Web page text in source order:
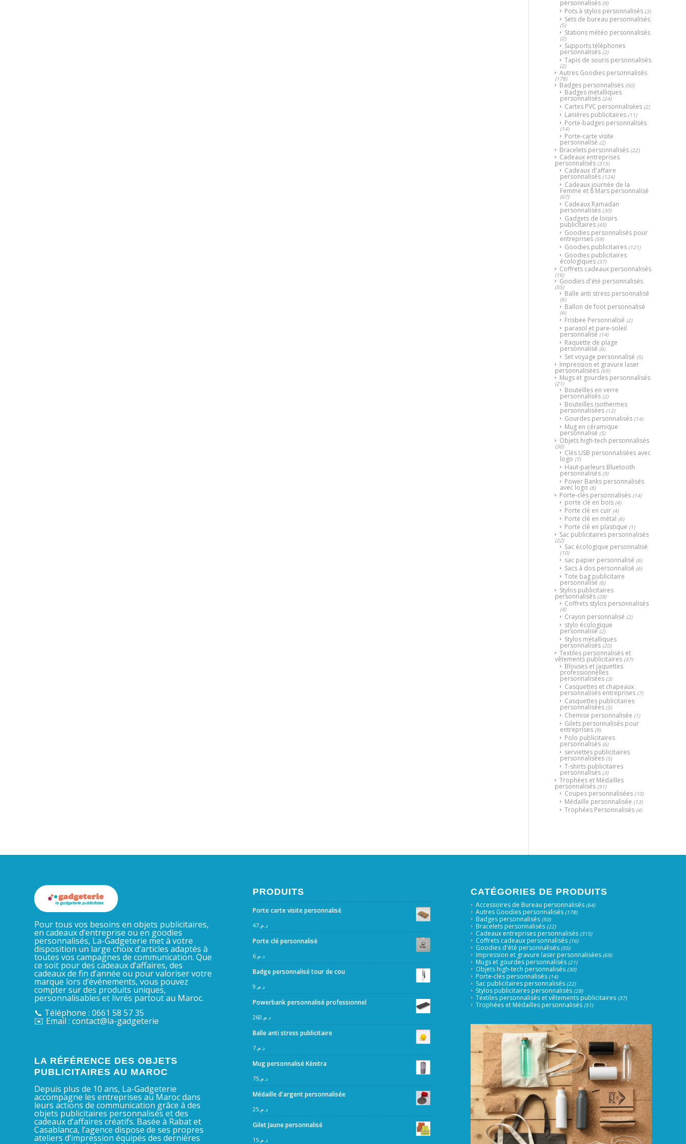
personnalisés (9)
Pots à stylos personnalisés (3)
Sets de bureau personnalisés
(5)
Stations météo personnalisés
(2)
Supports téléphones
personnalisés (2)
Tapis de souris personnalisés
(2)
Autres Goodies personnalisés
(178)
Badges personnalisés (50)
Badges métalliques
personnalisés (24)
Cartes PVC personnalisées (2)
Lanières publicitaires (11)
Porte-badges personnalisés
(14)
Porte-carte visite
personnalisé (2)
Bracelets personnalisés (22)
Cadeaux entreprises
personnalisés (315)
Cadeaux d'affaire
personnalisés (124)
Cadeaux journée de la
Femme et 8 Mars personnalisé
(67)
Cadeaux Ramadan
personnalisés (30)
Gadgets de loisirs
publicitaires (45)
Goodies personnalisés pour
entreprises (59)
Goodies publicitaires (121)
Goodies publicitaires
écologiques (37)
Coffrets cadeaux personnalisés
(16)
Goodies d'été personnalisés
(55)
Balle anti stress personnalisé
(6)
Ballon de foot personnalisé
(6)
Frisbee Personnalisé (2)
parasol et pare-soleil
personnalisé (14)
Raquette de plage
personnalisé (6)
Set voyage personnalisé (5)
Impression et gravure laser
personnalisées (69)
Mugs et gourdes personnalisés
(21)
Bouteilles en verre
personnalisés (2)
Bouteilles isothermes
personnalisées (12)
Gourdes personnalisés (14)
Mug en céramique
personnalisé (5)
Objets high-tech personnalisés
(30)
Clés USB personnalisées avec
logo (7)
Haut-parleurs Bluetooth
personnalisés (9)
Power Banks personnalisés
avec logo (8)
Porte-clés personnalisés (14)
porte clé en bois (4)
Porte clé en cuir (4)
Porte clé en métal (6)
Porte clé en plastique (1)
Sac publicitaires personnalisés
(22)
Sac écologique personnalisé
(10)
sac papier personnalisé (6)
Sacs à dos personnalisé (6)
Tote bag publicitaire
personnalisé (6)
Stylos publicitaires
personnalisés (28)
Coffrets stylos personnalisés
(4)
Crayon personnalisé (2)
stylo écologique
personnalisé (2)
Stylos métalliques
personnalisés (20)
Textiles personnalisés et
vêtements publicitaires (37)
Blouses et jaquettes
professionnelles
personnalisées (3)
Casquettes et chapeaux
personnalisés entreprises (7)
Casquettes publicitaires
personnalisées (5)
Chemise personnalisée (1)
Gilets personnalisés pour
entreprises (9)
Polo publicitaires
personnalisés (6)
serviettes publicitaires
personnalisées (5)
T-shirts publicitaires
personnalisés (3)
Trophées et Médailles
personnalisés (51)
Coupes personnalisées (10)
Médaille personnalisée (13)
Trophées Personnalisés (4)
Pour tous vos besoins en objets publicitaires,
en cadeaux d’entreprise ou en goodies
personnalisés, La-Gadgeterie met à votre
disposition un large choix d’articles adaptés à
toutes vos campagnes de communication. Que
ce soit pour des cadeaux d’affaires, des
cadeaux de fin d’année ou pour valoriser votre
marque lors d’événements, vous pouvez
compter sur des produits uniques,
personnalisables et livrés partout au Maroc.
📞 Téléphone : 0661 58 57 35
✉️ Email : contact@la-gadgeterie
LA RÉFÉRENCE DES OBJETS
PUBLICITAIRES AU MAROC
Depuis plus de 10 ans, La-Gadgeterie
accompagne les entreprises au Maroc dans
leurs actions de communication grâce à des
objets publicitaires personnalisés et des
cadeaux d’affaires créatifs. Basée à Rabat et
Casablanca, l’agence dispose de ses propres
ateliers d’impression équipés des dernières
PRODUITS
Porte carte visite personnalisé
د.م.47
Porte clé personnalisé
د.م.6
Badge personnalisé tour de cou
د.م. 9
Powerbank personnalisé professionnel
د.م. 260
Balle anti stress publicitaire
د.م.7
Mug personnalisé Kénitra
د.م.75
Médaille d'argent personnalisée
د.م.25
Gilet Jaune personnalisé
د.م.15
CATÉGORIES DE PRODUITS
Accessoires de Bureau personnalisés (64)
Autres Goodies personnalisés (178)
Badges personnalisés (50)
Bracelets personnalisés (22)
Cadeaux entreprises personnalisés (315)
Coffrets cadeaux personnalisés (16)
Goodies d'été personnalisés (55)
Impression et gravure laser personnalisées (69)
Mugs et gourdes personnalisés (21)
Objets high-tech personnalisés (30)
Porte-clés personnalisés (14)
Sac publicitaires personnalisés (22)
Stylos publicitaires personnalisés (28)
Textiles personnalisés et vêtements publicitaires (37)
Trophées et Médailles personnalisés (51)